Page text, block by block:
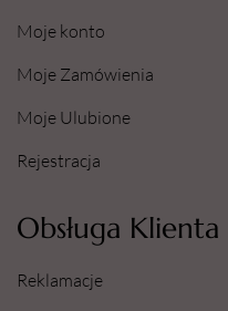
Moje konto
Moje Zamówienia
Moje Ulubione
Rejestracja
Obsługa Klienta
Reklamacje